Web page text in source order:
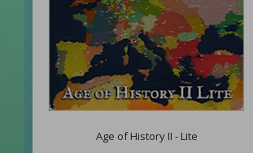
Age of History II - Lite